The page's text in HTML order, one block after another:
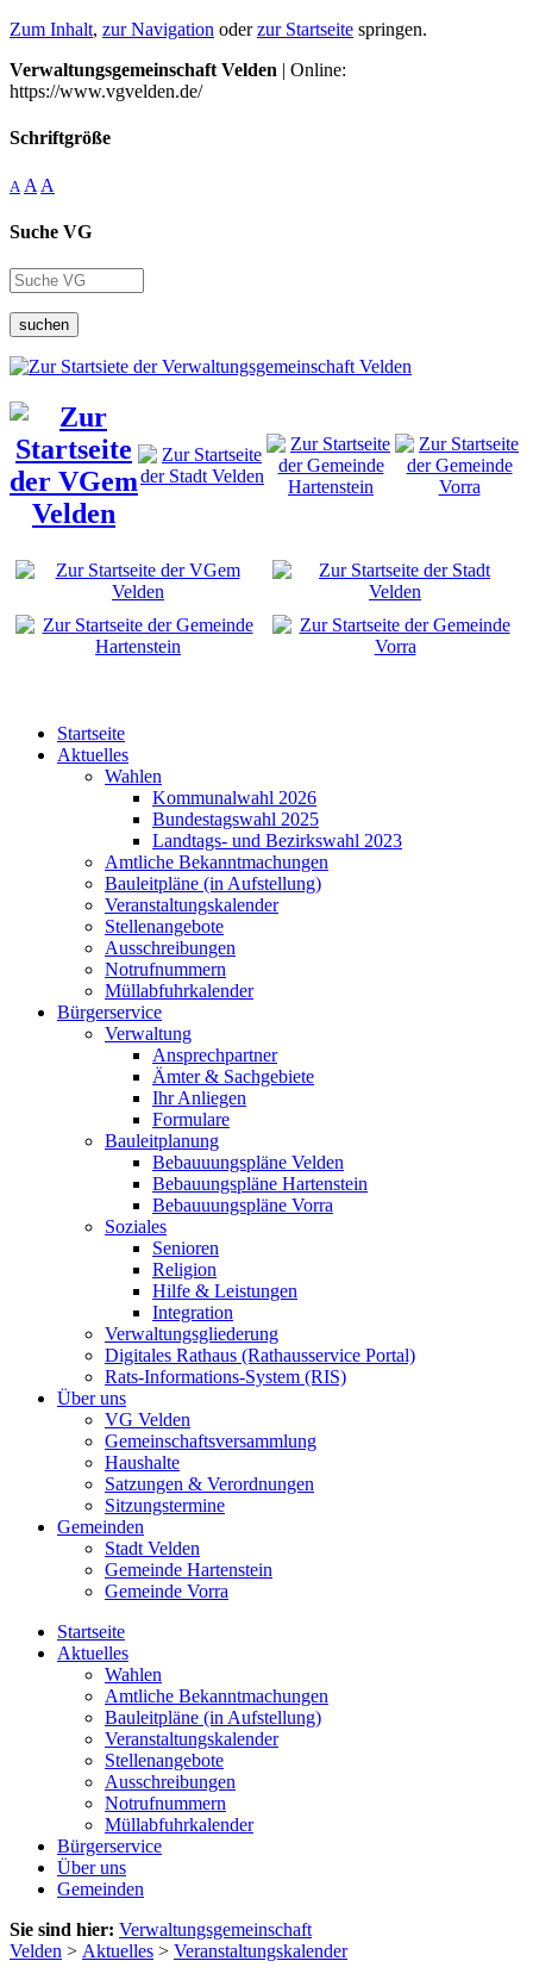
Zum Inhalt, zur Navigation oderzur Startseite springen.
Verwaltungsgemeinschaft Velden | Online:
https://www.vgvelden.de/
Schriftgröße
A A A
Suche VG
suchen
Startseite
Aktuelles
Wahlen
Kommunalwahl 2026
Bundestagswahl 2025
Landtags- und Bezirkswahl 2023
Amtliche Bekanntmachungen
Bauleitpläne (in Aufstellung)
Veranstaltungskalender
Stellenangebote
Ausschreibungen
Notrufnummern
Müllabfuhrkalender
Bürgerservice
Verwaltung
Ansprechpartner
Ämter & Sachgebiete
Ihr Anliegen
Formulare
Bauleitplanung
Bebauuungspläne Velden
Bebauungspläne Hartenstein
Bebauuungspläne Vorra
Soziales
Senioren
Religion
Hilfe & Leistungen
Integration
Verwaltungsgliederung
Digitales Rathaus (Rathausservice Portal)
Rats-Informations-System (RIS)
Über uns
VG Velden
Gemeinschaftsversammlung
Haushalte
Satzungen & Verordnungen
Sitzungstermine
Gemeinden
Stadt Velden
Gemeinde Hartenstein
Gemeinde Vorra
Startseite
Aktuelles
Wahlen
Amtliche Bekanntmachungen
Bauleitpläne (in Aufstellung)
Veranstaltungskalender
Stellenangebote
Ausschreibungen
Notrufnummern
Müllabfuhrkalender
Bürgerservice
Über uns
Gemeinden
Sie sind hier: Verwaltungsgemeinschaft
Velden > Aktuelles > Veranstaltungskalender